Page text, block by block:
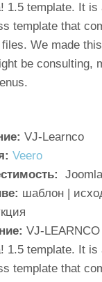
1.5 template. It
template that
We made
be consulting,
VJ-Learnco
Veero
шаблон |
VJ-
1.5 template. It
template that